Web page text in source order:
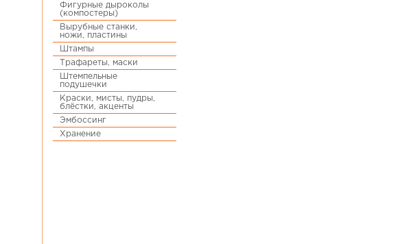
Фигурные дыроколы
(компостеры)
Вырубные станки,
ножи, пластины
Штампы
Трафареты, маски
Штемпельные
подушечки
Краски, мисты, пудры,
блёстки, акценты
Эмбоссинг
Хранение